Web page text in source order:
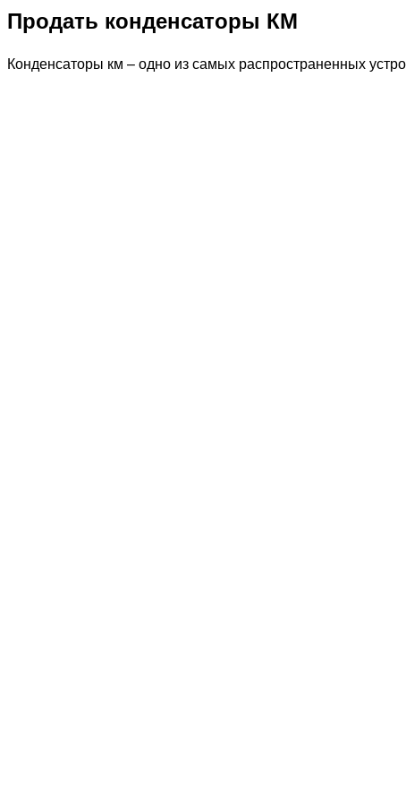
Продать конденсаторы КМ
Конденсаторы км – одно из самых распространенных